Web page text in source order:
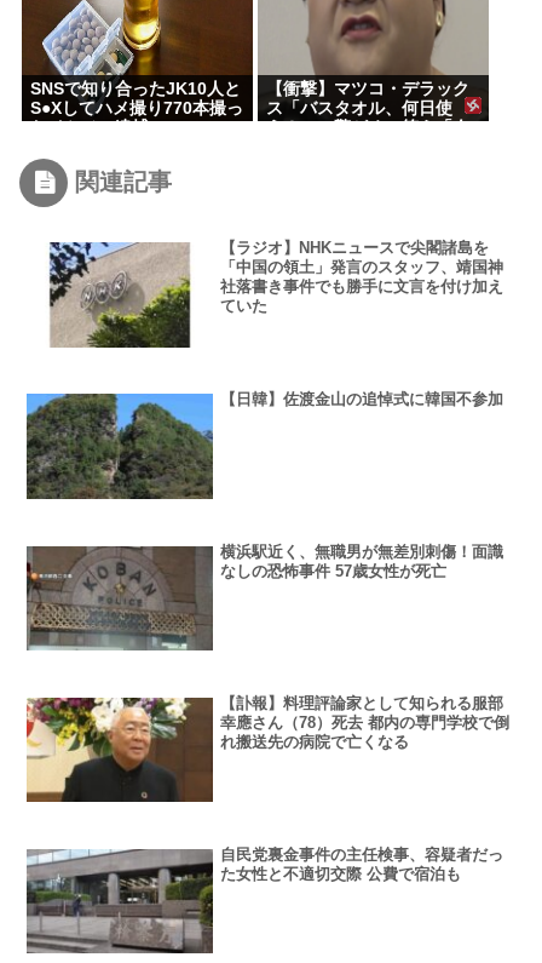
SNSで知り合ったJK10人と
S●Xしてハメ撮り770本撮っ
【衝撃】マツコ・デラック
ス「バスタオル、何日使
関連記事
【ラジオ】NHKニュースで尖閣諸島を
「中国の領土」発言のスタッフ、靖国神
社落書き事件でも勝手に文言を付け加え
ていた
【日韓】佐渡金山の追悼式に韓国不参加
横浜駅近く、無職男が無差別刺傷！面識
なしの恐怖事件 57歳女性が死亡
【訃報】料理評論家として知られる服部
幸應さん（78）死去 都内の専門学校で倒
れ搬送先の病院で亡くなる
自民党裏金事件の主任検事、容疑者だっ
た女性と不適切交際 公費で宿泊も